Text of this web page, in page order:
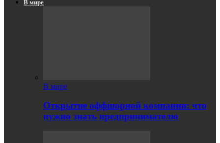
В мире
В мире
Открытие оффшорной компании: что
нужно знать предпринимателю